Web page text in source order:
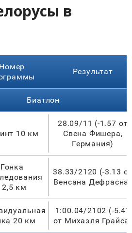
в
Номер
Результат
Биатлон
10 км
28.09/11 (-1.57 от
Свена Фишера,
Германия)
Гонка
км
38.33/2120 (-3.13
Венсана Дефрасна)
20 км
1:00.04/2102 (-5.41
от Михаэля Грайса)